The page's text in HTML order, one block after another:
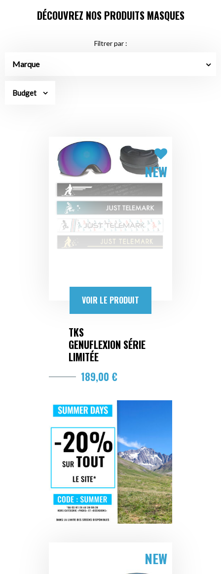
DÉCOUVREZ NOS PRODUITS MASQUES
Filtrer par :
Marque
Budget
NEW
VOIR LE PRODUIT
TKS
GENUFLEXION SÉRIE
LIMITÉE
189,00 €
NEW